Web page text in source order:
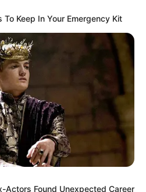
To Keep In Your Emergency Kit
Actors Found Unexpected Career